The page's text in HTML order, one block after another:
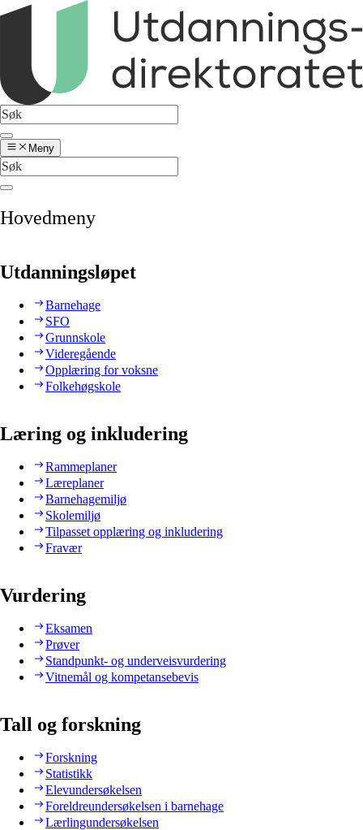
Meny
Hovedmeny
Utdanningsløpet
Barnehage
SFO
Grunnskole
Videregående
Opplæring for voksne
Folkehøgskole
Læring og inkludering
Rammeplaner
Læreplaner
Barnehagemiljø
Skolemiljø
Tilpasset opplæring og inkludering
Fravær
Vurdering
Eksamen
Prøver
Standpunkt- og underveisvurdering
Vitnemål og kompetansebevis
Tall og forskning
Forskning
Statistikk
Elevundersøkelsen
Foreldreundersøkelsen i barnehage
Lærlingundersøkelsen